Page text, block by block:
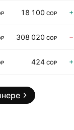
18 100 COP
308 020 COP
424 COP